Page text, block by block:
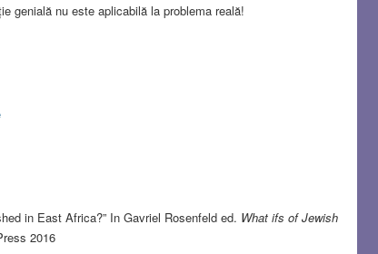
genială nu este aplicabilă la problema reală!
in East Africa?” In Gavriel Rosenfeld ed. What ifs of Jewish
2016